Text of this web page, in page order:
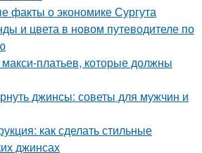
факты о экономике Сургута
и цвета в новом путеводителе по
платьев, которые должны
джинсы: советы для мужчин и
как сделать стильные
джинсах